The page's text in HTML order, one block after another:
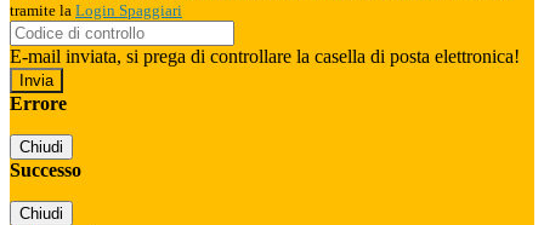
tramite la Login Spaggiari
E-mail inviata, si prega di controllare la casella di posta elettronica!
Errore
Chiudi
Successo
Chiudi